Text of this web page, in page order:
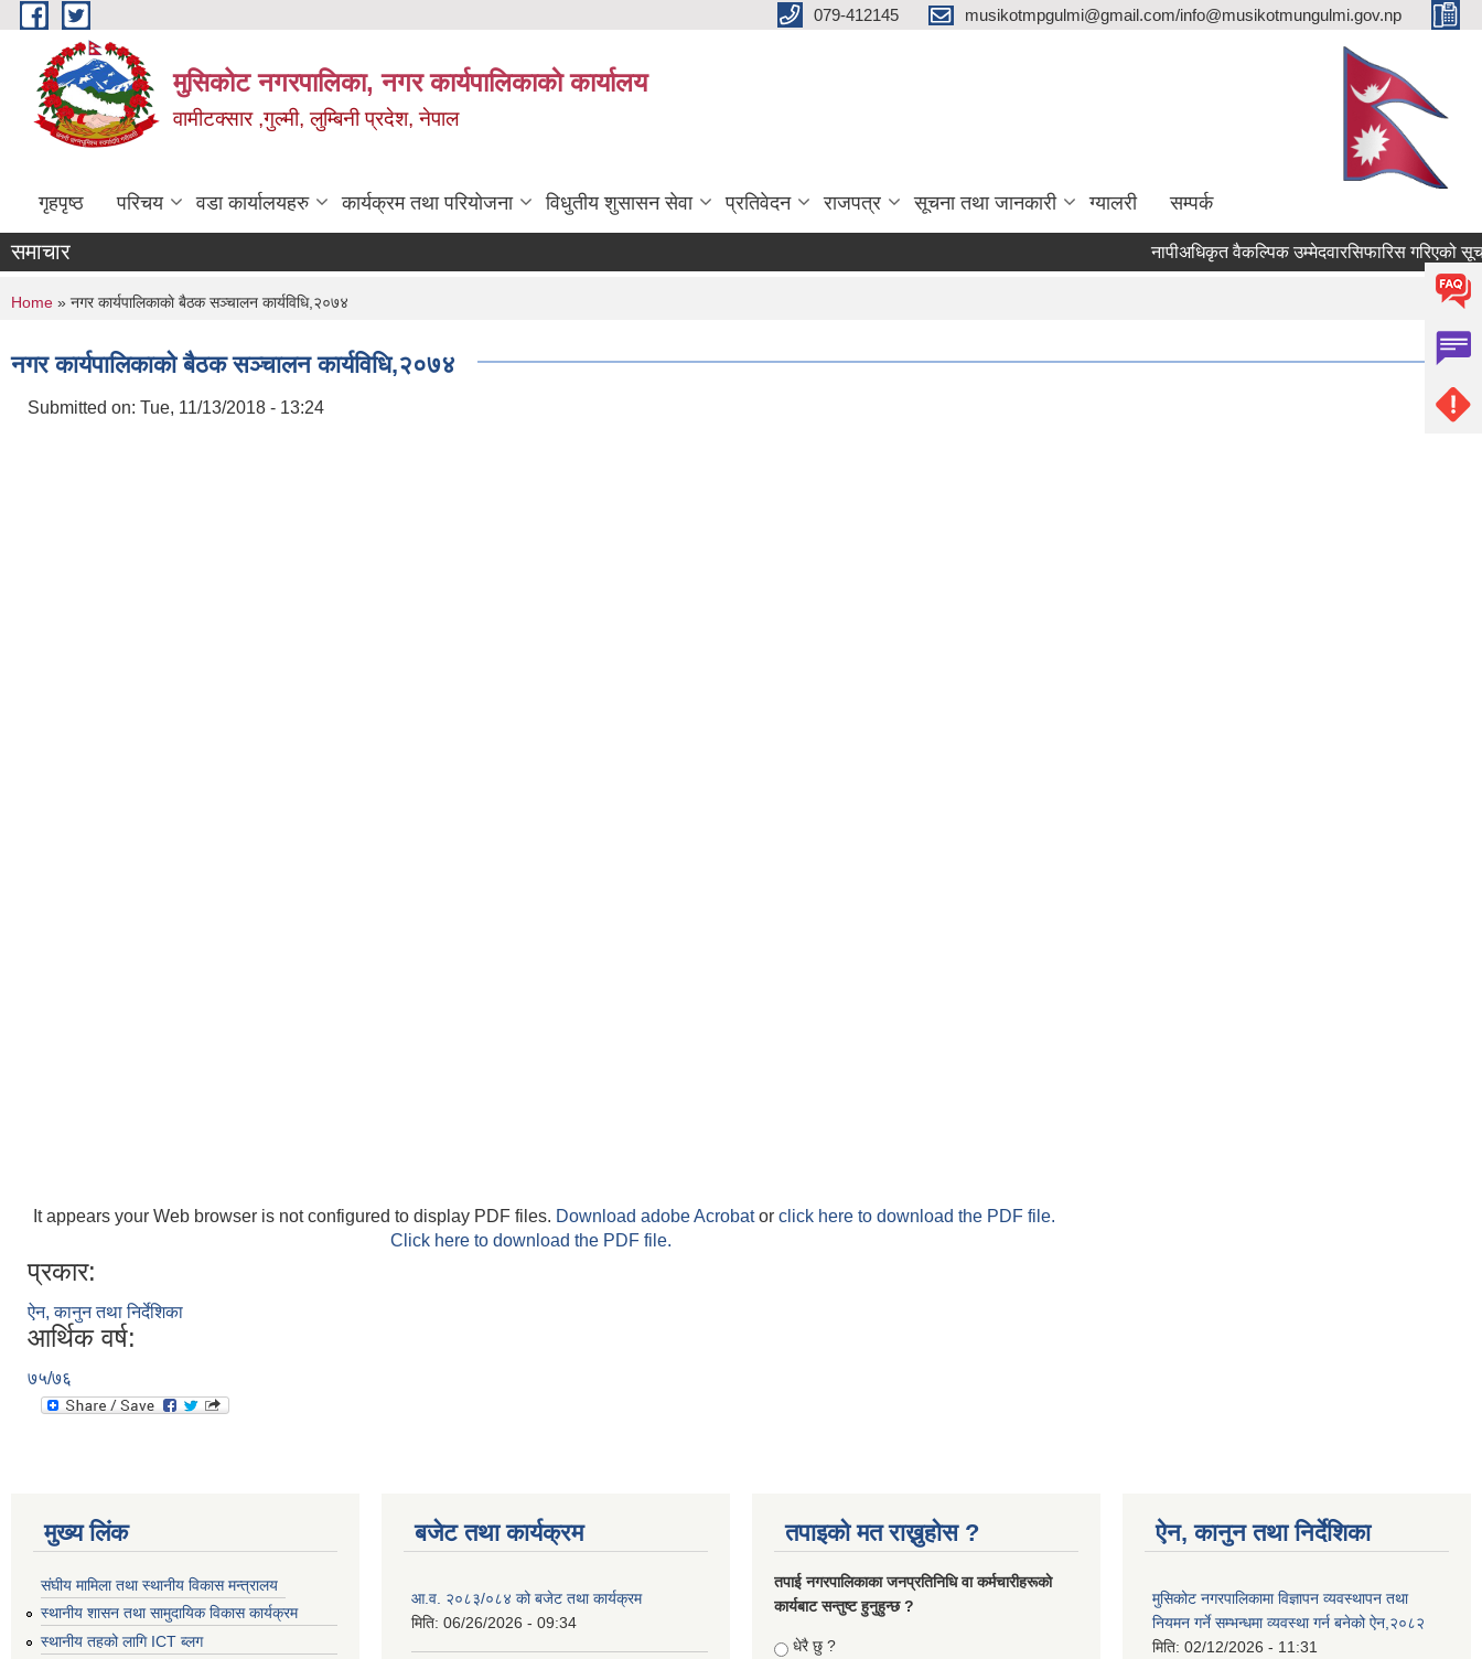
Skip to main content 079-412145 musikotmpgulmi@gmail.com/info@musikotmungulmi.gov.np
मुसिकोट नगरपालिका, नगर कार्यपालिकाकाे कार्यालय
वामीटक्सार ,गुल्मी, लुम्बिनी प्रदेश, नेपाल
गृहपृष्ठ परिचय वडा कार्यालयहरु कार्यक्रम तथा परियोजना विधुतीय शुसासन सेवा प्रतिवेदन राजपत्र सूचना तथा जानकारी ग्यालरी सम्पर्क
समाचार नापीअधिकृत वैकल्पिक उम्मेदवारसिफारिस गरिएको सूचना।
You are here
Home » नगर कार्यपालिकाकाे बैठक सञ्चालन कार्यविधि,२०७४
नगर कार्यपालिकाकाे बैठक सञ्चालन कार्यविधि,२०७४
Submitted on: Tue, 11/13/2018 - 13:24
It appears your Web browser is not configured to display PDF files. Download adobe Acrobator click here to download the PDF file.
Click here to download the PDF file.
प्रकार:
ऐन, कानुन तथा निर्देशिका
आर्थिक वर्ष:
७५/७६
मुख्य लिंक
संघीय मामिला तथा स्थानीय विकास मन्त्रालय
स्थानीय शासन तथा सामुदायिक विकास कार्यक्रम
स्थानीय तहको लागि ICT ब्लग
बजेट तथा कार्यक्रम
आ.व. २०८३/०८४ को बजेट तथा कार्यक्रम
मिति: 06/26/2026 - 09:34
तपाइको मत राख्नुहोस ?
तपा‌ई नगरपालिकाका जनप्रतिनिधि वा कर्मचारीहरूकाे
कार्यबाट सन्तुष्ट हुनुहुन्छ ?
Choices
धेरै छु ?
ऐन, कानुन तथा निर्देशिका
मुसिकोट नगरपालिकामा विज्ञापन व्यवस्थापन तथा
नियमन गर्ने सम्भन्धमा व्यवस्था गर्न बनेको ऐन,२०८२
मिति: 02/12/2026 - 11:31